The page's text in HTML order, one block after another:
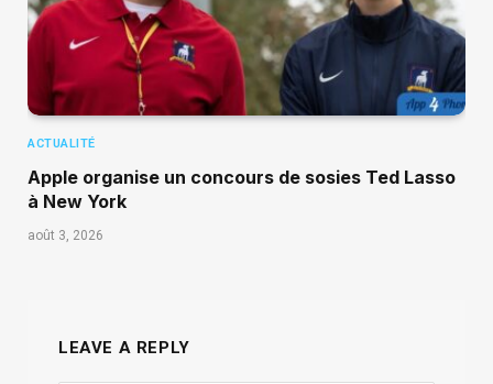
ACTUALITÉ
Apple organise un concours de sosies Ted Lasso
à New York
août 3, 2026
LEAVE A REPLY